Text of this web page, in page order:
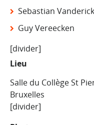
Sebastian Vanderick
Guy Vereecken
[divider]
Lieu
Salle du Collège St
Bruxelles
[divider]